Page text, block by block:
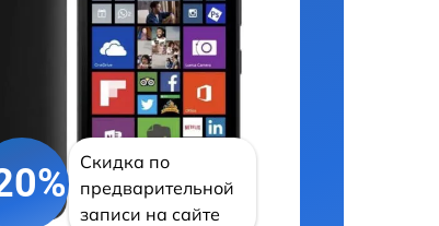
Скидка по
предварительной
записи на сайте